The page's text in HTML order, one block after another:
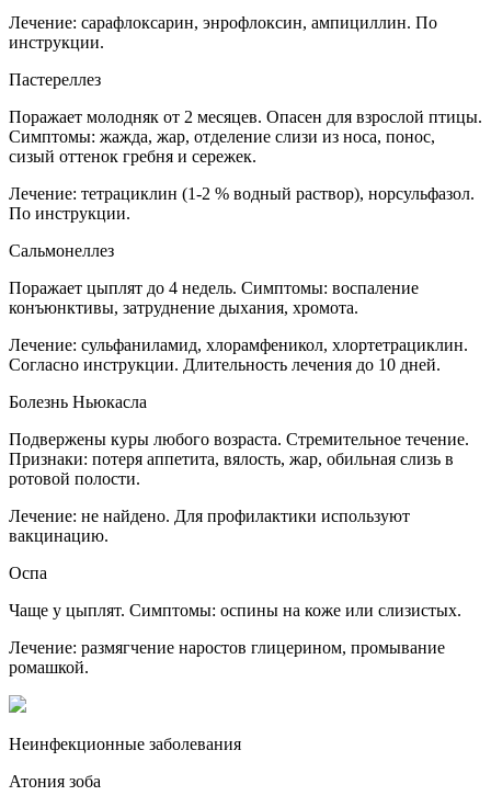
Лечение: сарафлоксарин, энрофлоксин, ампициллин. По
инструкции.
Пастереллез
Поражает молодняк от 2 месяцев. Опасен для взрослой птицы.
Симптомы: жажда, жар, отделение слизи из носа, понос,
сизый оттенок гребня и сережек.
Лечение: тетрациклин (1-2 % водный раствор), норсульфазол.
По инструкции.
Сальмонеллез
Поражает цыплят до 4 недель. Симптомы: воспаление
конъюнктивы, затруднение дыхания, хромота.
Лечение: сульфаниламид, хлорамфеникол, хлортетрациклин.
Согласно инструкции. Длительность лечения до 10 дней.
Болезнь Ньюкасла
Подвержены куры любого возраста. Стремительное течение.
Признаки: потеря аппетита, вялость, жар, обильная слизь в
ротовой полости.
Лечение: не найдено. Для профилактики используют
вакцинацию.
Оспа
Чаще у цыплят. Симптомы: оспины на коже или слизистых.
Лечение: размягчение наростов глицерином, промывание
ромашкой.
Неинфекционные заболевания
Атония зоба